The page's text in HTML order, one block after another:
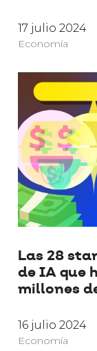
17 julio 2024
Economía
Las 28
de IA que
millones
16 julio 2024
Economía